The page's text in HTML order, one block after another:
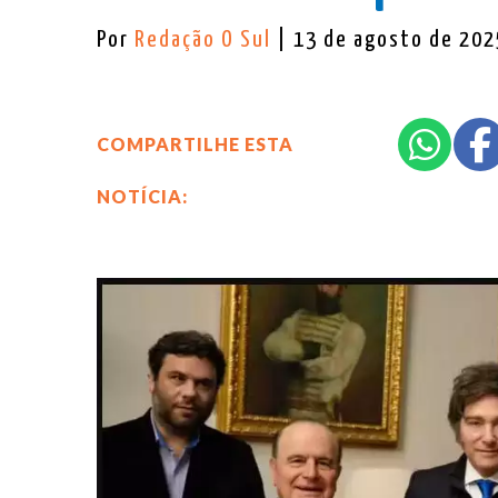
Por Redação O Sul | 13 de agosto de
COMPARTILHE ESTA
NOTÍCIA: